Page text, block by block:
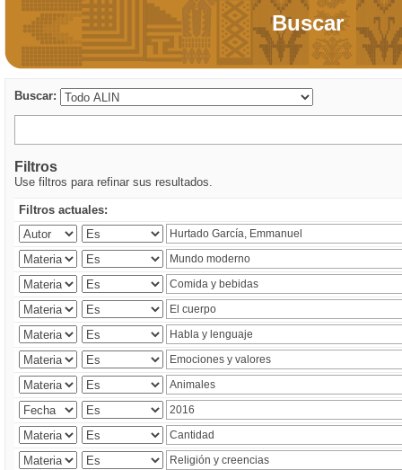
Buscar
Buscar:
Filtros
Use filtros para refinar sus resultados.
Filtros actuales: